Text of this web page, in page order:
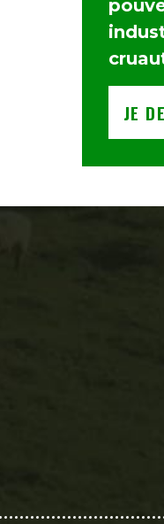
JE